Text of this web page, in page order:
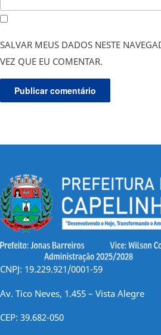
SALVAR MEUS DADOS NESTE
VEZ QUE EU COMENTAR.
CNPJ: 19.229.921/0001-59
Av. Tico Neves, 1.455 – Vista Alegre
CEP: 39.682-050